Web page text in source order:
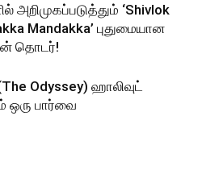
அறிமுகப்படுத்தும் ‘Shivlok
Mandakka’ புதுமையான
தொடர்!
Odyssey) ஹாலிவுட்
ஒரு பார்வை